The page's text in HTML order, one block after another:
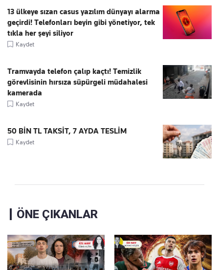
13 ülkeye sızan casus yazılım dünyayı alarma
geçirdi! Telefonları beyin gibi yönetiyor, tek
tıkla her şeyi siliyor
Kaydet
Tramvayda telefon çalıp kaçtı! Temizlik
görevlisinin hırsıza süpürgeli müdahalesi
kamerada
Kaydet
50 BİN TL TAKSİT, 7 AYDA TESLİM
Kaydet
ÖNE ÇIKANLAR